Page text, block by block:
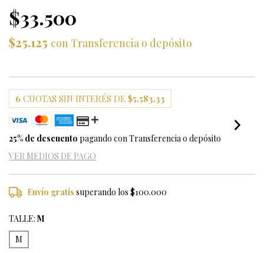
$33.500
$25.125 con Transferencia o depósito
6 CUOTAS SIN INTERÉS DE $5.583,33
25% de descuento pagando con Transferencia o depósito
VER MEDIOS DE PAGO
Envío gratis superando los$100.000
TALLE: M
M